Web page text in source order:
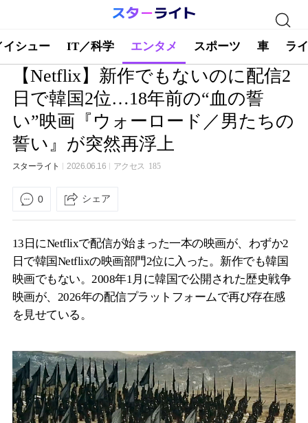
イシュー IT／科学 エンタメ スポーツ 車 ラ
【Netflix】新作でもないのに配信2
日で韓国2位…18年前の“血の誓
い”映画『ウォーロード／男たちの
誓い』が突然再浮上
スターライト 2026.06.16 アクセス 185
0 シェア
13日にNetflixで配信が始まった一本の映画が、わずか2
日で韓国Netflixの映画部門2位に入った。新作でも韓国
映画でもない。2008年1月に韓国で公開された歴史戦争
映画が、2026年の配信プラットフォームで再び存在感
を見せている。